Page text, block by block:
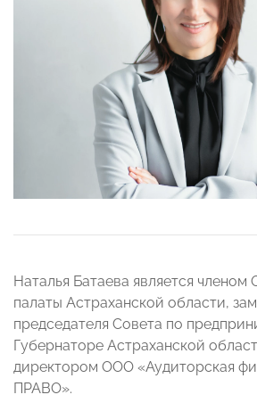
Наталья Батаева является
палаты Астраханской области,
председателя Совета по
Губернаторе Астраханской
директором ООО «Аудиторская
ПРАВО».